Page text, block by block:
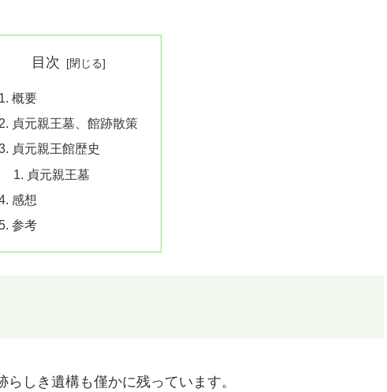
目次
概要
貞元親王墓、館跡散策
貞元親王館歴史
貞元親王墓
感想
参考
しき遺構も僅かに残っています。